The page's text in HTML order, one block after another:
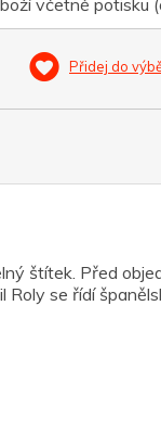
včetně potisku
Přidej do
štítek. Před
se řídí